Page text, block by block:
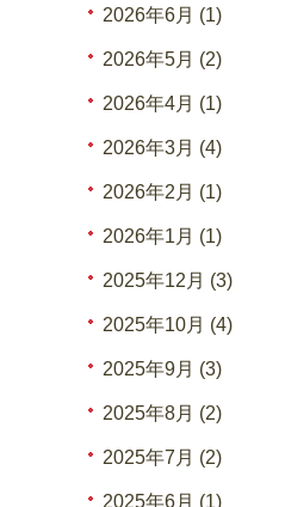
2026年6月 (1)
2026年5月 (2)
2026年4月 (1)
2026年3月 (4)
2026年2月 (1)
2026年1月 (1)
2025年12月 (3)
2025年10月 (4)
2025年9月 (3)
2025年8月 (2)
2025年7月 (2)
2025年6月 (1)